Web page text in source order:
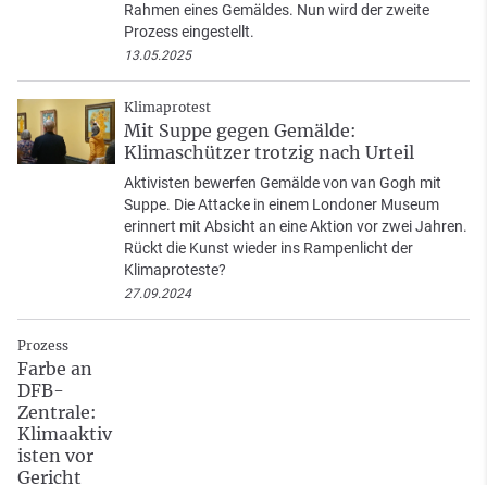
Rahmen eines Gemäldes. Nun wird der zweite
Prozess eingestellt.
13.05.2025
Klimaprotest
Mit Suppe gegen Gemälde:
Klimaschützer trotzig nach Urteil
Aktivisten bewerfen Gemälde von van Gogh mit
Suppe. Die Attacke in einem Londoner Museum
erinnert mit Absicht an eine Aktion vor zwei Jahren.
Rückt die Kunst wieder ins Rampenlicht der
Klimaproteste?
27.09.2024
Prozess
Farbe an
DFB-
Zentrale:
Klimaaktiv
isten vor
Gericht